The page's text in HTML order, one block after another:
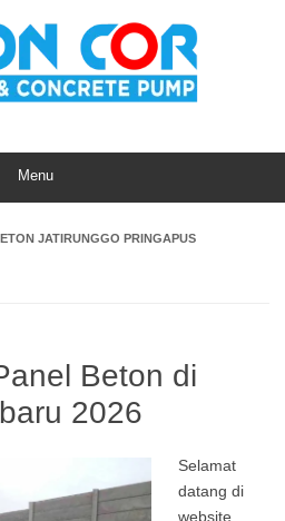
Menu
JATIRUNGGO PRINGAPUS
Beton di
2026
Selamat
datang di
website